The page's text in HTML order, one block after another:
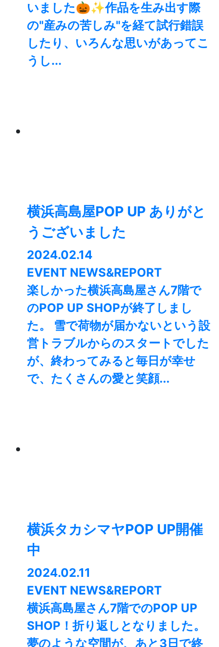
いました🎃✨⁡作品を生み出す際
の"産みの苦しみ"を経て試行錯誤
したり、いろんな思いがあってこ
うし...
横浜高島屋POP UP ありがと
うございました
2024.02.14
EVENT NEWS&REPORT
楽しかった横浜高島屋さん7階で
のPOP UP SHOPが終了しまし
た。⁡ 雪で荷物が届かないという設
営トラブルからのスタートでした
が、終わってみると毎日が幸せ
で、たくさんの愛と笑顔...
横浜タカシマヤPOP UP開催
中
2024.02.11
EVENT NEWS&REPORT
横浜高島屋さん7階でのPOP UP
SHOP！折り返しとなりました。 ⁡
夢のような空間が、あと3日で終